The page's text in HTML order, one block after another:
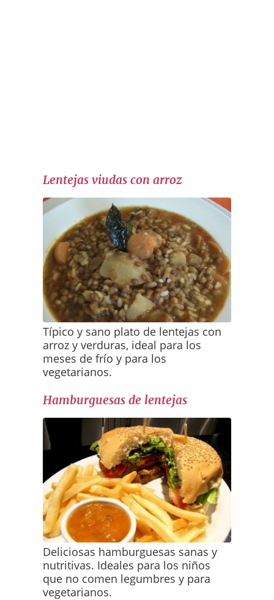
Lentejas viudas con arroz
Típico y sano plato de lentejas con
arroz y verduras, ideal para los
meses de frío y para los
vegetarianos.
Hamburguesas de lentejas
Deliciosas hamburguesas sanas y
nutritivas. Ideales para los niños
que no comen legumbres y para
vegetarianos.